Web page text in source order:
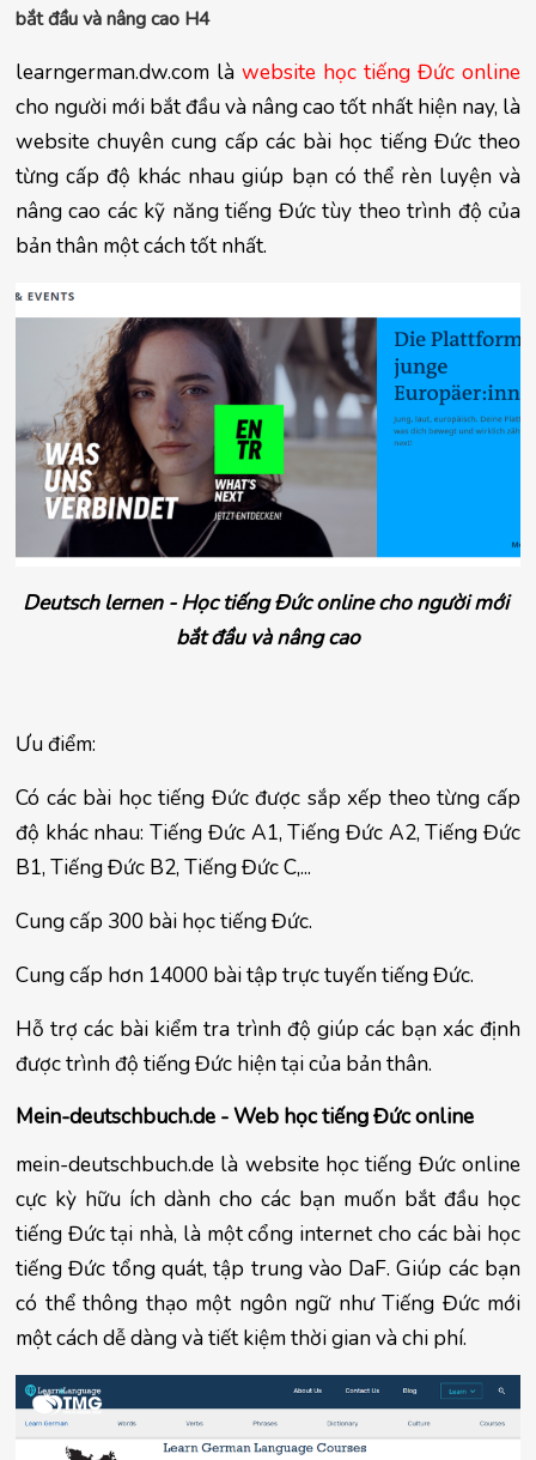
bắt đầu và nâng cao H4
learngerman.dw.com là
cho người mới bắt đầu và nâng cao tốt nhất hiện nay, là
website chuyên cung cấp các bài học tiếng Đức theo
từng cấp độ khác nhau giúp bạn có thể rèn luyện và
nâng cao các kỹ năng tiếng Đức tùy theo trình độ của
bản thân một cách tốt nhất.
Deutsch lernen - Học tiếng Đức online cho người mới
bắt đầu và nâng cao
Ưu điểm:
Có các bài học tiếng Đức được sắp xếp theo từng cấp
độ khác nhau: Tiếng Đức A1, Tiếng Đức A2, Tiếng Đức
B1, Tiếng Đức B2, Tiếng Đức C,...
Cung cấp 300 bài học tiếng Đức.
Cung cấp hơn 14000 bài tập trực tuyến tiếng Đức.
Hỗ trợ các bài kiểm tra trình độ giúp các bạn xác định
được trình độ tiếng Đức hiện tại của bản thân.
Mein-deutschbuch.de - Web học tiếng Đức online
mein-deutschbuch.de là website học tiếng Đức online
cực kỳ hữu ích dành cho các bạn muốn bắt đầu học
tiếng Đức tại nhà, là một cổng internet cho các bài học
tiếng Đức tổng quát, tập trung vào DaF. Giúp các bạn
có thể thông thạo một ngôn ngữ như Tiếng Đức mới
một cách dễ dàng và tiết kiệm thời gian và chi phí.